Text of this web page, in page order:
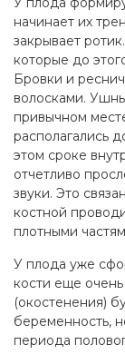
начинает их
закрывает
которые до
Бровки и
волосками.
привычном
располагались
этом сроке
отчетливо
звуки. Это
костной
плотными
У плода уже
кости еще
(окостенения)
беременность,
периода